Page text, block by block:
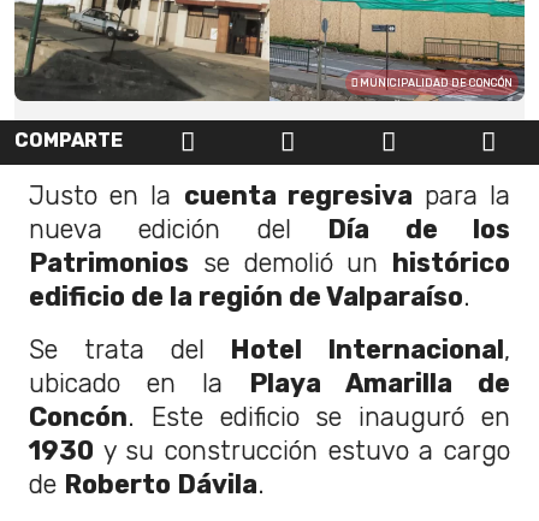
MUNICIPALIDAD DE CONCÓN
COMPARTE
Justo en la cuenta regresiva para la
nueva edición del Día de los
Patrimonios se demolió un histórico
edificio de la región de Valparaíso.
Se trata del Hotel Internacional,
ubicado en la Playa Amarilla de
Concón. Este edificio se inauguró en
1930 y su construcción estuvo a cargo
de Roberto Dávila.